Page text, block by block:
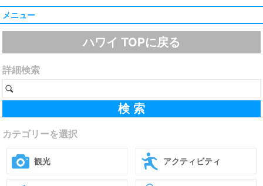
メニュー
ハワイ TOPに戻る
詳細検索
カテゴリーを選択
観光 アクティビティ